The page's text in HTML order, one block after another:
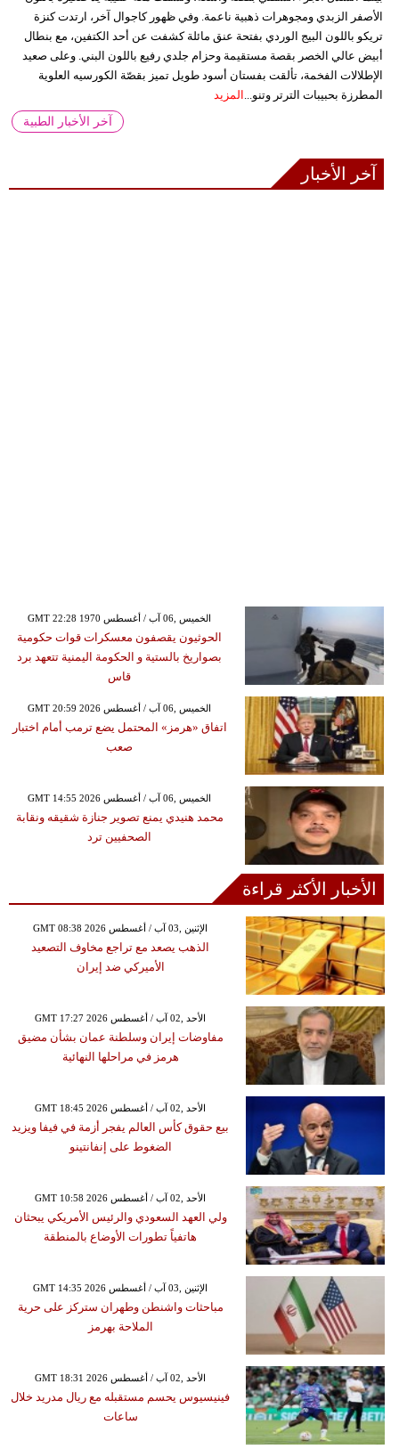
الأصفر الزبدي ومجوهرات ذهبية ناعمة. وفي ظهور كاجوال آخر، ارتدت كنزة
تريكو باللون البيج الوردي بفتحة عنق مائلة كشفت عن أحد الكتفين، مع بنطال
أبيض عالي الخصر بقصة مستقيمة وحزام جلدي رفيع باللون البني. وعلى صعيد
الإطلالات الفخمة، تألقت بفستان أسود طويل تميز بقصّة الكورسيه العلوية
المطرزة بحبيبات الترتر وتنو... المزيد
آخر الأخبار الطبية
آخر الأخبار
GMT 22:28 1970 الخميس ,06 آب / أغسطس
الحوثيون يقصفون معسكرات قوات حكومية
بصواريخ بالستية و الحكومة اليمنية تتعهد برد
قاس
GMT 20:59 2026 الخميس ,06 آب / أغسطس
اتفاق «هرمز» المحتمل يضع ترمب أمام اختبار
صعب
GMT 14:55 2026 الخميس ,06 آب / أغسطس
محمد هنيدي يمنع تصوير جنازة شقيقه ونقابة
الصحفيين ترد
الأخبار الأكثر قراءة
GMT 08:38 2026 الإثنين ,03 آب / أغسطس
الذهب يصعد مع تراجع مخاوف التصعيد
الأميركي ضد إيران
GMT 17:27 2026 الأحد ,02 آب / أغسطس
مفاوضات إيران وسلطنة عمان بشأن مضيق
هرمز في مراحلها النهائية
GMT 18:45 2026 الأحد ,02 آب / أغسطس
بيع حقوق كأس العالم يفجر أزمة في فيفا ويزيد
الضغوط على إنفانتينو
GMT 10:58 2026 الأحد ,02 آب / أغسطس
ولي العهد السعودي والرئيس الأمريكي يبحثان
هاتفياً تطورات الأوضاع بالمنطقة
GMT 14:35 2026 الإثنين ,03 آب / أغسطس
مباحثات واشنطن وطهران ستركز على حرية
الملاحة بهرمز
GMT 18:31 2026 الأحد ,02 آب / أغسطس
فينيسيوس يحسم مستقبله مع ريال مدريد خلال
ساعات